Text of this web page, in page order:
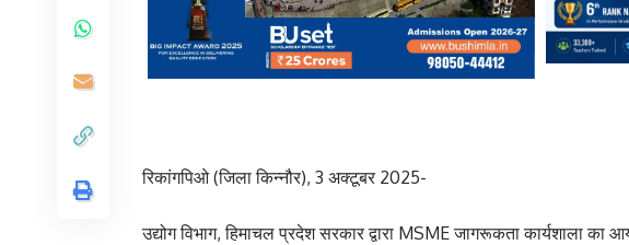
रिकांगपिओ (जिला किन्नौर), 3 अक्टूबर 2025-
उद्योग विभाग, हिमाचल प्रदेश सरकार द्वारा MSME जागरूकता कार्यशाला का